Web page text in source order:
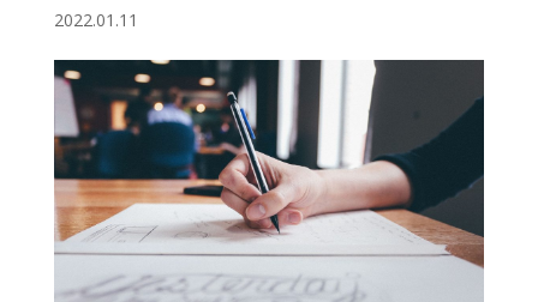
2022.01.11